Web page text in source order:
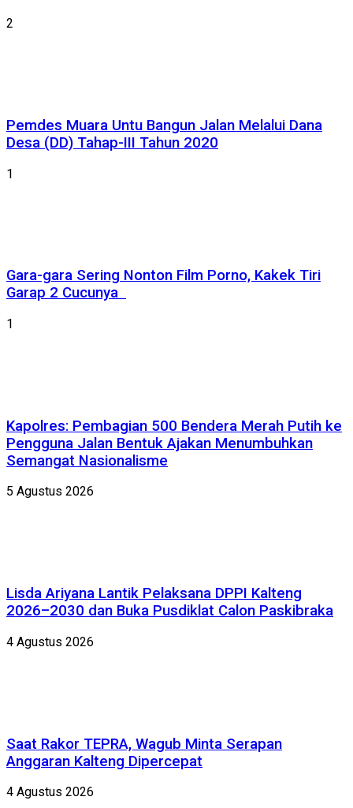
2
Pemdes Muara Untu Bangun Jalan Melalui Dana
Desa (DD) Tahap-III Tahun 2020
1
Gara-gara Sering Nonton Film Porno, Kakek Tiri
Garap 2 Cucunya
1
Kapolres: Pembagian 500 Bendera Merah Putih ke
Pengguna Jalan Bentuk Ajakan Menumbuhkan
Semangat Nasionalisme
5 Agustus 2026
Lisda Ariyana Lantik Pelaksana DPPI Kalteng
2026–2030 dan Buka Pusdiklat Calon Paskibraka
4 Agustus 2026
Saat Rakor TEPRA, Wagub Minta Serapan
Anggaran Kalteng Dipercepat
4 Agustus 2026